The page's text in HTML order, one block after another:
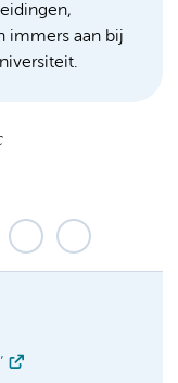
immers aan bij